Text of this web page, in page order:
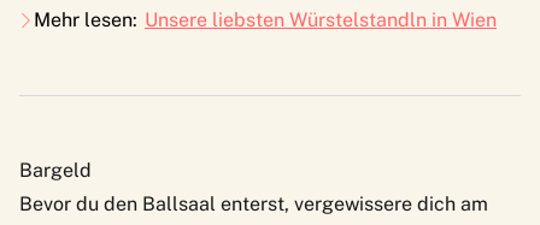
Mehr lesen: Unsere liebsten Würstelstandln in Wien
Bargeld
Bevor du den Ballsaal enterst, vergewissere dich am